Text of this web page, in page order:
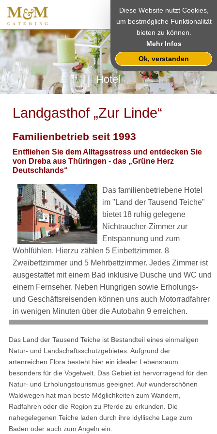
Hotel
Landgasthof „Zur Linde“
Familienbetrieb seit 1993
Entfliehen Sie dem Alltagsstress und entdecken Sie
von Dreba aus Thüringen - das „Grüne Herz
Deutschlands“
Das familienbetriebene Hotel
im "Land der Tausend Teiche"
bietet 18 ruhig gelegene
Nichtraucher-Zimmer zur
Entspannung und zum
Wohlfühlen. Hierzu zählen 5 Einbettzimmer, 8
Zweibettzimmer und 5 Mehrbettzimmer. Jedes Zimmer ist
ausgestattet mit einem Bad inklusive Dusche und WC und
einem Fernseher. Neben Hungrigen sowie Erholungs-
und Geschäftsreisenden können uns auch Motorradfahrer
in wenigen Minuten über die Autobahn 9 erreichen.
Das Land der Tausend Teiche ist Bestandteil eines einmaligen
Natur- und Landschaftsschutzgebietes. Aufgrund der
artenreichen Flora besteht hier ein idealer Lebensraum
besonders für die Vogelwelt. Das Gebiet ist hervorragend für den
Natur- und Erholungstourismus geeignet. Auf wunderschönen
Waldwegen hat man beste Möglichkeiten zum Wandern,
Radfahren oder die Region zu Pferde zu erkunden. Die
nahegelegenen Teiche laden durch ihre idyllische Lage zum
Baden oder auch zum Angeln ein.
Diese Website nutzt Cookies,
um bestmögliche Funktionalität
bieten zu können.
Mehr Infos
Ok, verstanden